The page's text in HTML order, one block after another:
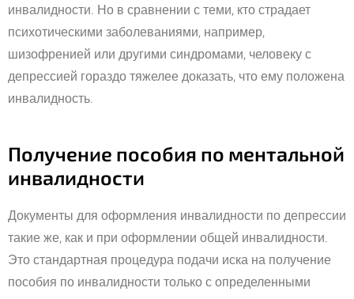
инвалидности. Но в сравнении с теми, кто страдает
психотическими заболеваниями, например,
шизофренией или другими синдромами, человеку с
депрессией гораздо тяжелее доказать, что ему положена
инвалидность.
Получение пособия по ментальной
инвалидности
Документы для оформления инвалидности по депрессии
такие же, как и при оформлении общей инвалидности.
Это стандартная процедура подачи иска на получение
пособия по инвалидности только с определенными